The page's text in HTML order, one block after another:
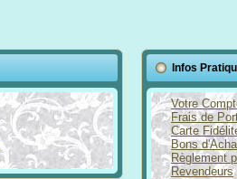
Infos
Votre
Frais de
Carte
Bons
Règlement
Revendeurs